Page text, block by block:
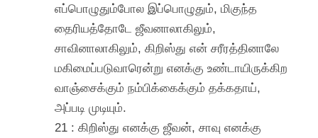
எப்பொழுதும்போல இப்பொழுதும், மிகுந்த
தைரியத்தோடே ஜீவனாலாகிலும்,
சாவினாலாகிலும், கிறிஸ்து என் சரீரத்தினாலே
மகிமைப்படுவாரென்று எனக்கு உண்டாயிருக்கிற
வாஞ்சைக்கும் நம்பிக்கைக்கும் தக்கதாய்,
அப்படி முடியும்.
21 : கிறிஸ்து எனக்கு ஜீவன், சாவு எனக்கு